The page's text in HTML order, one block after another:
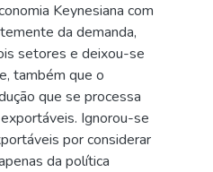
Keynesiana com
da demanda,
setores e deixou-se
também que o
que se processa
Ignorou-se
por considerar
da política